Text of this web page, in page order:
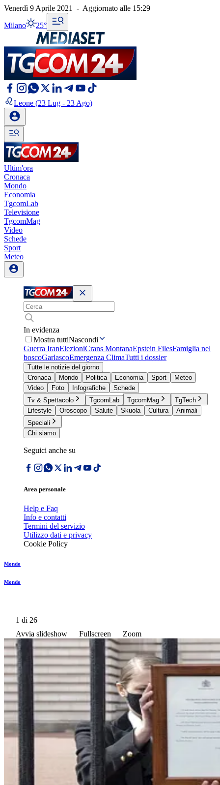
Venerdì 9 Aprile 2021 - Aggiornato alle 15:29
Milano 25°
Leone (23 Lug - 23 Ago)
Ultim'ora
Cronaca
Mondo
Economia
TgcomLab
Televisione
TgcomMag
Video
Schede
Sport
Meteo
In evidenza
Mostra tuttiNascondi
Guerra IranElezioniCrans MontanaEpstein FilesFamiglia nel
boscoGarlascoEmergenza ClimaTutti i dossier
Tutte le notizie del giorno
Cronaca
Mondo Politica Economia Sport
Meteo
Video
Foto Infografiche
Schede
Tv & Spettacolo
TgcomLab TgcomMag
TgTech
Lifestyle
Oroscopo Salute Skuola Cultura
Animali
Speciali
Chi siamo
Seguici anche su
Area personale
Help e Faq
Info e contatti
Termini del servizio
Utilizzo dati e privacy
Cookie Policy
Mondo
Mondo
1 di 26
Avvia slideshow
Fullscreen Zoom